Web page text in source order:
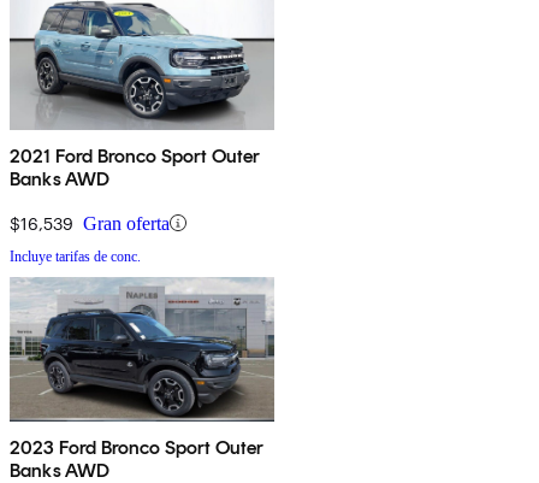
2021 Ford Bronco Sport Outer
Banks AWD
$16,539 Gran oferta
Incluye tarifas de conc.
2023 Ford Bronco Sport Outer
Banks AWD